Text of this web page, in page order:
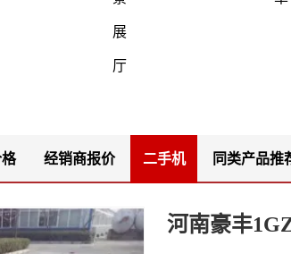
经销商报价 二手机 同类产品推
河南豪丰